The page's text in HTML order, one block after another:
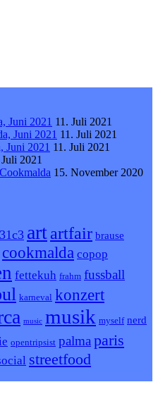
Juni 2021 11. Juli 2021
Juni 2021 11. Juli 2021
Juni 2021 11. Juli 2021
2021
15. November 2020
31c3 artartfair brause
cookmalda copop
fettekuh frahm fussball
karneval konzert
music musik myself nerd
opentripsist palma paris
streetfood